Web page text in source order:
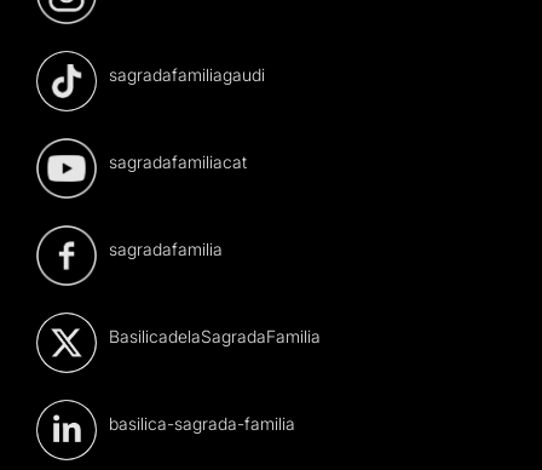
sagradafamiliagaudi
sagradafamiliacat
sagradafamilia
BasilicadelaSagradaFamilia
basilica-sagrada-familia